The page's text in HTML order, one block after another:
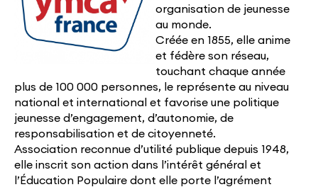
organisation de jeunesse
au monde.
Créée en 1855, elle anime
et fédère son réseau,
touchant chaque année
plus de 100 000 personnes, le représente au niveau
national et international et favorise une politique
jeunesse d’engagement, d’autonomie, de
responsabilisation et de citoyenneté.
Association reconnue d’utilité publique depuis 1948,
elle inscrit son action dans l’intérêt général et
l’Éducation Populaire dont elle porte l’agrément